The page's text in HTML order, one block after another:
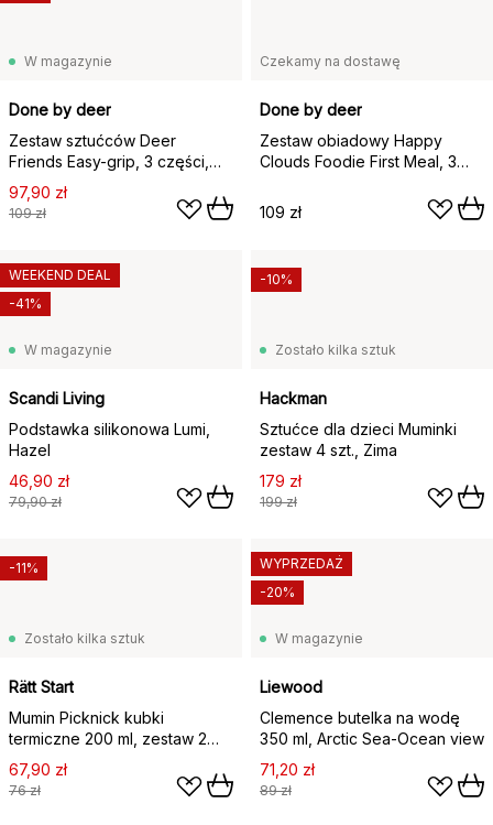
W magazynie
Done by deer
Zestaw sztućców Deer
Friends Easy-grip, 3 części,
Powder
97,90 zł
109 zł
Czekamy na dostawę
Done by deer
Zestaw obiadowy Happy
Clouds Foodie First Meal, 3
109 zł
W magazynie
Scandi Living
Podstawka silikonowa Lumi,
Hazel
46,90 zł
79,90 zł
WEEKEND DEAL
-41%
Zostało kilka sztuk
Hackman
Sztućce dla dzieci Muminki
zestaw 4 szt., Zima
179 zł
199 zł
-10%
Zostało kilka sztuk
Rätt Start
Mumin Picknick kubki
termiczne 200 ml, zestaw 2
szt., Blado-niebieski
67,90 zł
76 zł
-11%
W magazynie
Liewood
Clemence butelka na wodę
350 ml, Arctic Sea-Ocean view
71,20 zł
89 zł
WYPRZEDAŻ
-20%